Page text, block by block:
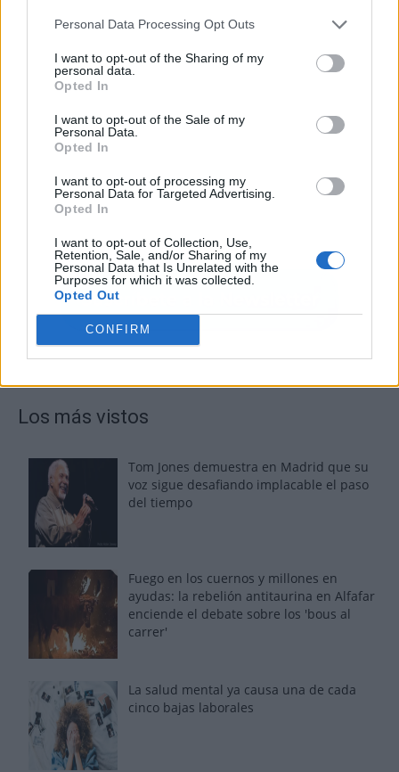
Personal Data Processing Opt Outs
I want to opt-out of the Sharing of my
personal data.
Opted In
I want to opt-out of the Sale of my
Personal Data.
Opted In
I want to opt-out of processing my
Personal Data for Targeted Advertising.
Opted In
I want to opt-out of Collection, Use,
Retention, Sale, and/or Sharing of my
Personal Data that Is Unrelated with the
Purposes for which it was collected.
Opted Out
CONFIRM
Los más vistos
Tom Jones demuestra en Madrid que su
voz sigue desafiando implacable el paso
del tiempo
Fuego en los cuernos y millones en
ayudas: la rebelión antitaurina en Alfafar
enciende el debate sobre los 'bous al
carrer'
La salud mental ya causa una de cada
cinco bajas laborales